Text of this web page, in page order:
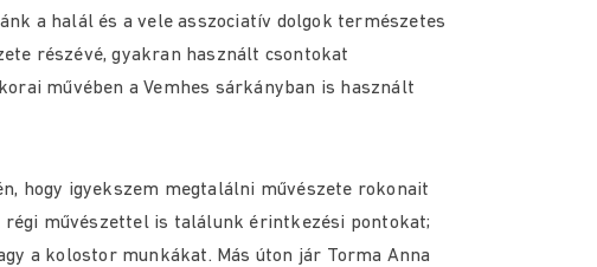
a halál és a vele asszociatív dolgok természetes
részévé, gyakran használt csontokat
művében a Vemhes sárkányban is használt
hogy igyekszem megtalálni művészete rokonait
régi művészettel is találunk érintkezési pontokat;
a kolostor munkákat. Más úton jár Torma Anna